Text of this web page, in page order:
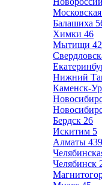
Балашиха
Химки 46
Мытищи 42
Нижний
Каменск-
Бердск 26
Искитим 5
Алматы 439
Челябинск